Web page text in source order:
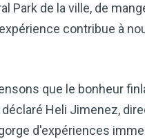
Park de la ville, de
contribue à
que le bonheur
Heli Jimenez,
d'expériences
LE MAINTENANT